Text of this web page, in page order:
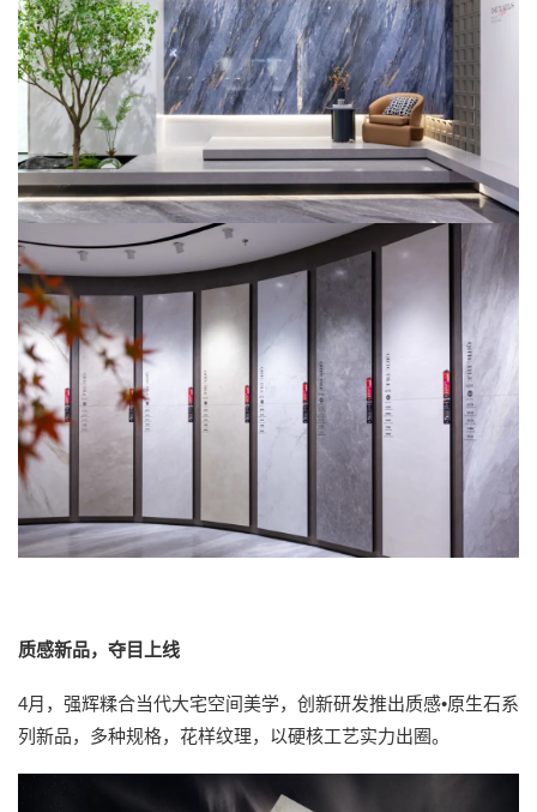
质感新品，夺目上线
4月，强辉糅合当代大宅空间美学，创新研发推出质感•原生石系
列新品，多种规格，花样纹理，以硬核工艺实力出圈。